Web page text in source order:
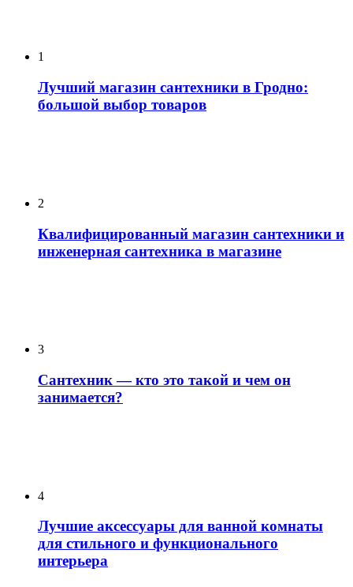
1
Лучший магазин сантехники в Гродно:
большой выбор товаров
2
Квалифицированный магазин сантехники и
инженерная сантехника в магазине
3
Сантехник — кто это такой и чем он
занимается?
4
Лучшие аксессуары для ванной комнаты
для стильного и функционального
интерьера